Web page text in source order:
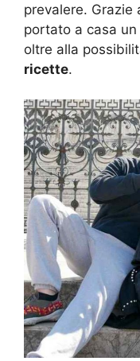
prevalere. Grazie
portato a casa
oltre alla
ricette.